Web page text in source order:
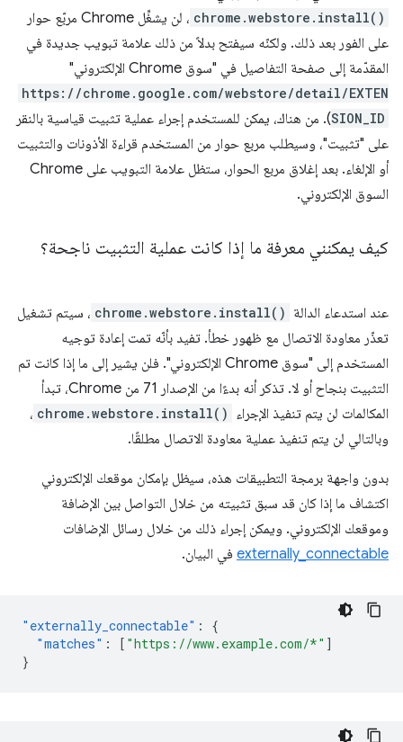
chrome.webstore.install()
، لن يشغِّل Chrome مربّع حوار
على الفور بعد ذلك. ولكنّه سيفتح بدلاً من ذلك علامة تبويب جديدة في
المقدّمة إلى صفحة التفاصيل في "سوق Chrome الإلكتروني"
https://chrome.google.com/webstore/detail/EXTEN
SION_ID). من هناك، يمكن للمستخدم إجراء عملية تثبيت قياسية بالنقر
على "تثبيت"، وسيطلب مربع حوار من المستخدم قراءة الأذونات والتثبيت
أو الإلغاء. بعد إغلاق مربع الحوار، ستظل علامة التبويب على Chrome
السوق الإلكتروني.
كيف يمكنني معرفة ما إذا كانت عملية التثبيت ناجحة؟
عند استدعاء الدالة chrome.webstore.install() ، سيتم تشغيل
تعذّر معاودة الاتصال مع ظهور خطأ. تفيد بأنّه تمت إعادة توجيه
المستخدم إلى "سوق Chrome الإلكتروني". فلن يشير إلى ما إذا كانت تم
التثبيت بنجاح أو لا. تذكر أنه بدءًا من الإصدار 71 من Chrome، تبدأ
المكالمات لن يتم تنفيذ الإجراء chrome.webstore.install() ،
وبالتالي لن يتم تنفيذ عملية معاودة الاتصال مطلقًا.
بدون واجهة برمجة التطبيقات هذه، سيظل بإمكان موقعك الإلكتروني
اكتشاف ما إذا كان قد سبق تثبيته من خلال التواصل بين الإضافة
وموقعك الإلكتروني. ويمكن إجراء ذلك من خلال رسائل الإضافات
externally_connectable في البيان.
"externally_connectable" :
{
"matches" : [ "https://www.example.com/*" ]
}